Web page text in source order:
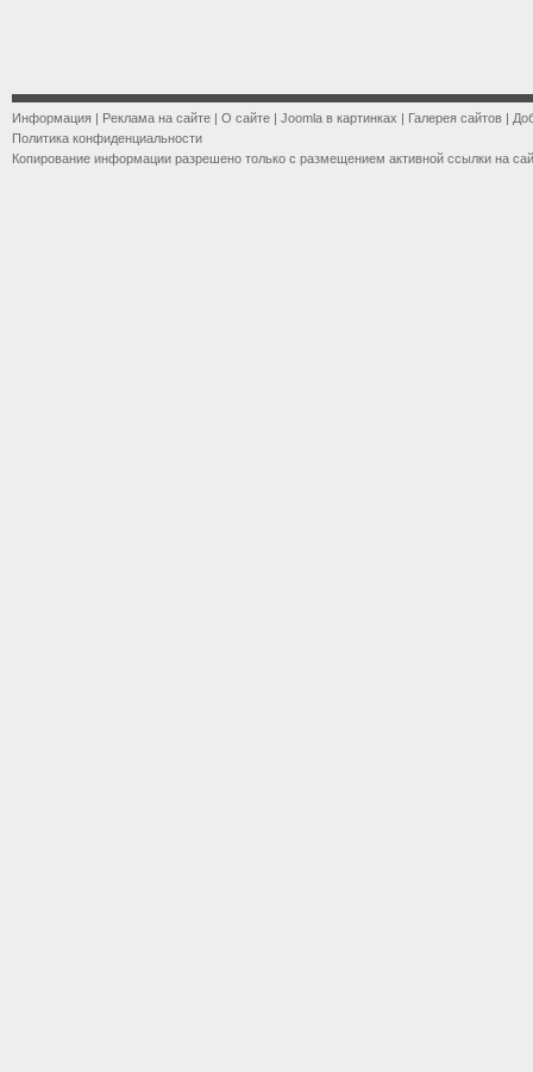
Информация | Реклама на сайте | О сайте | Joomla в картинках | Галерея сайтов |
Политика конфиденциальности
Копирование информации разрешено только с размещением активной ссылки на